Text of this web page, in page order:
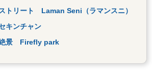
トリート Laman Seni（ラマンスニ）
キンチャン
絶景 Firefly park